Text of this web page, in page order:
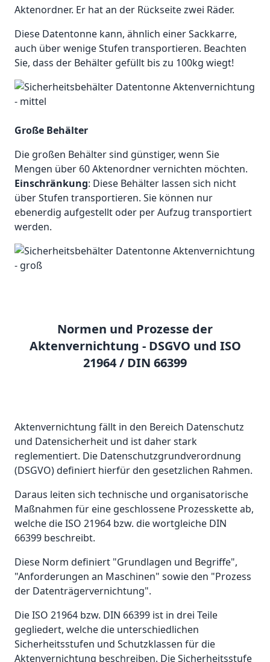
Aktenordner. Er hat an der Rückseite zwei Räder.
Diese Datentonne kann, ähnlich einer Sackkarre,
auch über wenige Stufen transportieren. Beachten
Sie, dass der Behälter gefüllt bis zu 100kg wiegt!
Große Behälter
Die großen Behälter sind günstiger, wenn Sie
Mengen über 60 Aktenordner vernichten möchten.
Einschränkung: Diese Behälter lassen sich nicht
über Stufen transportieren. Sie können nur
ebenerdig aufgestellt oder per Aufzug transportiert
werden.
Normen und Prozesse der
Aktenvernichtung - DSGVO und ISO
21964 / DIN 66399
Aktenvernichtung fällt in den Bereich Datenschutz
und Datensicherheit und ist daher stark
reglementiert. Die Datenschutzgrundverordnung
(DSGVO) definiert hierfür den gesetzlichen Rahmen.
Daraus leiten sich technische und organisatorische
Maßnahmen für eine geschlossene Prozesskette ab,
welche die ISO 21964 bzw. die wortgleiche DIN
66399 beschreibt.
Diese Norm definiert "Grundlagen und Begriffe",
"Anforderungen an Maschinen" sowie den "Prozess
der Datenträgervernichtung".
Die ISO 21964 bzw. DIN 66399 ist in drei Teile
gegliedert, welche die unterschiedlichen
Sicherheitsstufen und Schutzklassen für die
Aktenvernichtung beschreiben. Die Sicherheitsstufe